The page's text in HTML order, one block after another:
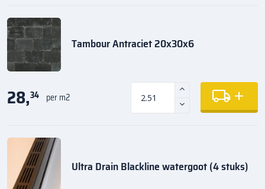
Tambour Antraciet 20x30x6
28,34 per m2
Ultra Drain Blackline watergoot (4 stuks)